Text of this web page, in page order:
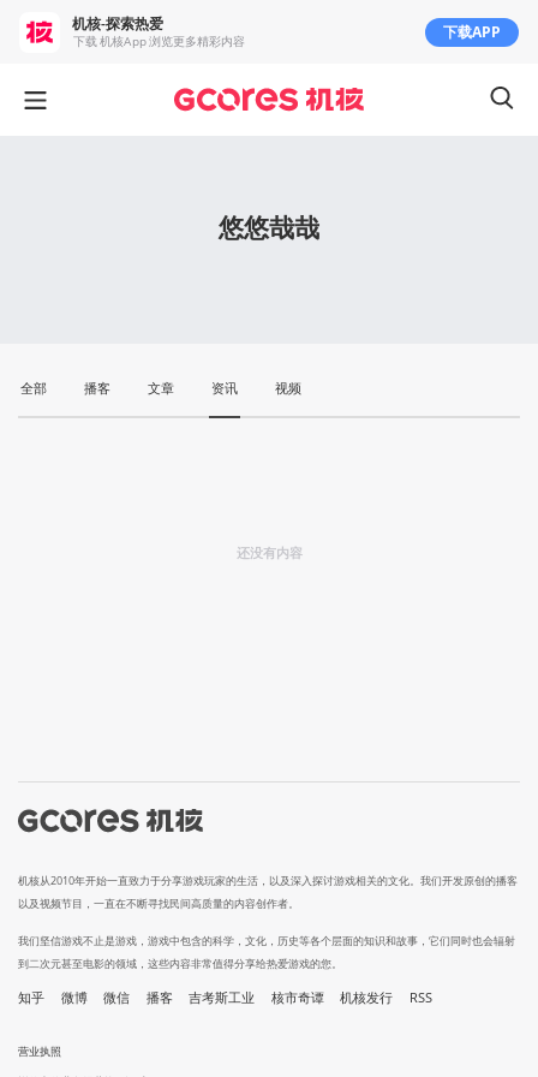
悠悠哉哉
全部 播客 文章 资讯 视频
还没有内容
机核从2010年开始一直致力于分享游戏玩家的生活，以及深入探讨游戏相关的文化。我们开发原创的播客
以及视频节目，一直在不断寻找民间高质量的内容创作者。
我们坚信游戏不止是游戏，游戏中包含的科学，文化，历史等各个层面的知识和故事，它们同时也会辐射
到二次元甚至电影的领域，这些内容非常值得分享给热爱游戏的您。
知乎 微博 微信 播客 吉考斯工业 核市奇谭 机核发行 RSS
营业执照
机核-探索热爱
下载 机核App 浏览更多精彩内容 下载APP